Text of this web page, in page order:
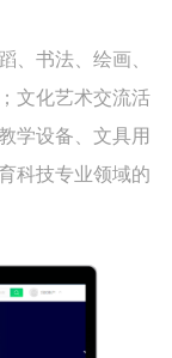
书法、绘画、
文化艺术交流活
学设备、文具用
科技专业领域的